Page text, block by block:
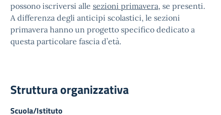
possono iscriversi alle sezioni primavera, se presenti.
A differenza degli anticipi scolastici, le sezioni
primavera hanno un progetto specifico dedicato a
questa particolare fascia d’età.
Struttura organizzativa
Scuola/Istituto